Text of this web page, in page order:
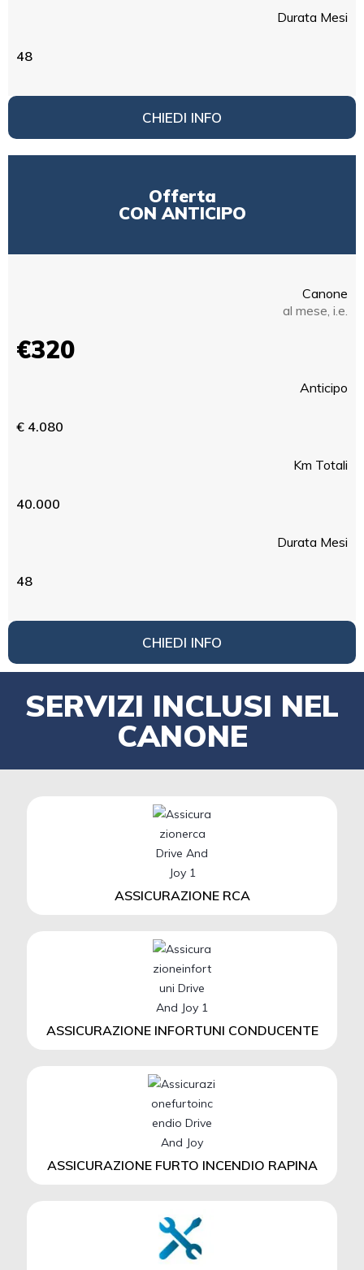
Durata Mesi
48
CHIEDI INFO
Offerta
CON ANTICIPO
Canone
al mese, i.e.
€320
Anticipo
€ 4.080
Km Totali
40.000
Durata Mesi
48
CHIEDI INFO
SERVIZI INCLUSI NEL
CANONE
ASSICURAZIONE RCA
ASSICURAZIONE INFORTUNI CONDUCENTE
ASSICURAZIONE FURTO INCENDIO RAPINA